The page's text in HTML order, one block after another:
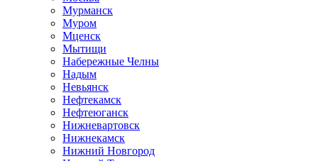
Мурманск
Муром
Мценск
Мытищи
Набережные Челны
Надым
Невьянск
Нефтекамск
Нефтеюганск
Нижневартовск
Нижнекамск
Нижний Новгород